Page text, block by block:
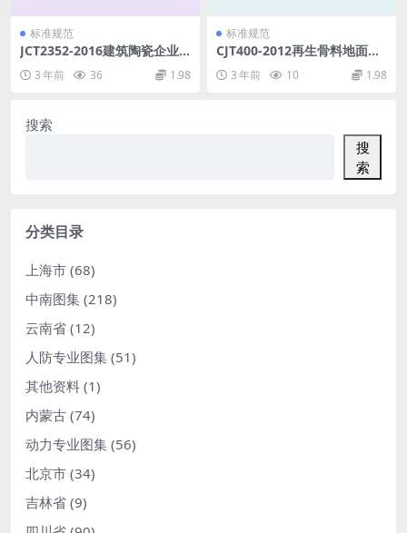
标准规范
JCT2352-2016建筑陶瓷企业
3 年前 36 1.98
标准规范
CJT400-2012再生骨料地面砖
3 年前 10 1.98
搜索
搜
索
分类目录
上海市 (68)
中南图集 (218)
云南省 (12)
人防专业图集 (51)
其他资料 (1)
内蒙古 (74)
动力专业图集 (56)
北京市 (34)
吉林省 (9)